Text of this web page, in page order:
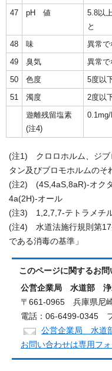
47 pH 値
5.8以
と
48 味 異常で
49
臭気 異常で
50
色度 5度以
51
濁度 2度以
遊離残留塩素
(注4)
(注1) クロロホルム、ジブ
タン及びブロモホルムのそ
(注2) (4S,4aS,8aR)-オク
4a(2H)-オール
(注3) 1,2,7,7-テトラメチ
(注4) 水道法施行規則第17
である消毒の基準」
このページに関するお問
公営企業局 水道部 浄
〒661-0965 兵庫県尼
電話：06-6499-0345
公営企業局 水道
お問い合わせは専用フ